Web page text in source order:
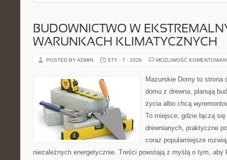
BUDOWNICTWO W
WARUNKACH KLIMATYCZNYCH
POSTED BY ADMIN STY - 7 - 2026 MOŻLIWOŚĆ
Mazurskie Domy to strona
domu z drewna, planują
życia albo chcą
To miejsce, gdzie łączą
drewnianych, praktyczne
coraz popularniejsze
niezależnych energetycznie. Treści powstają z myślą o tym, aby